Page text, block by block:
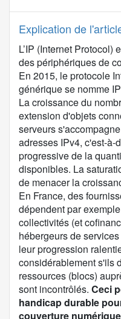
Explication de
L’IP (Internet Protocol)
des périphériques de
En 2015, le protocole
générique se nomme
La croissance du
extension d'objets
serveurs
adresses IPv4, c'est-à-
progressive de la
disponibles. La
de menacer la
En France, des
dépendent par
collectivités (et
hébergeurs de
leur progression
considérablement s'ils
ressources (blocs)
sont incontrôlés. Ceci
handicap durable
couverture